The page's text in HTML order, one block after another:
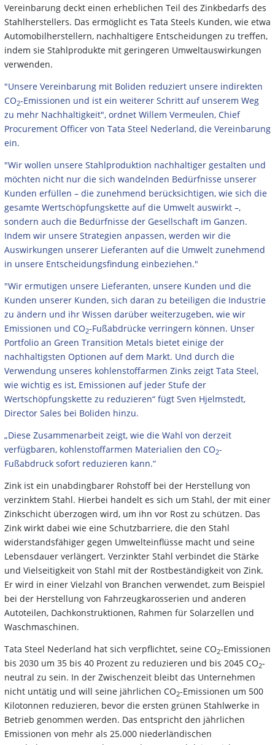
Vereinbarung deckt einen erheblichen Teil des Zinkbedarfs des
Stahlherstellers. Das ermöglicht es Tata Steels Kunden, wie etwa
Automobilherstellern, nachhaltigere Entscheidungen zu treffen,
indem sie Stahlprodukte mit geringeren Umweltauswirkungen
verwenden.
"Unsere Vereinbarung mit Boliden reduziert unsere indirekten
CO2-Emissionen und ist ein weiterer Schritt auf unserem Weg
zu mehr Nachhaltigkeit", ordnet Willem Vermeulen, Chief
Procurement Officer von Tata Steel Nederland, die Vereinbarung
ein.
"Wir wollen unsere Stahlproduktion nachhaltiger gestalten und
möchten nicht nur die sich wandelnden Bedürfnisse unserer
Kunden erfüllen – die zunehmend berücksichtigen, wie sich die
gesamte Wertschöpfungskette auf die Umwelt auswirkt –,
sondern auch die Bedürfnisse der Gesellschaft im Ganzen.
Indem wir unsere Strategien anpassen, werden wir die
Auswirkungen unserer Lieferanten auf die Umwelt zunehmend
in unsere Entscheidungsfindung einbeziehen."
"Wir ermutigen unsere Lieferanten, unsere Kunden und die
Kunden unserer Kunden, sich daran zu beteiligen die Industrie
zu ändern und ihr Wissen darüber weiterzugeben, wie wir
Emissionen und CO2-Fußabdrücke verringern können. Unser
Portfolio an Green Transition Metals bietet einige der
nachhaltigsten Optionen auf dem Markt. Und durch die
Verwendung unseres kohlenstoffarmen Zinks zeigt Tata Steel,
wie wichtig es ist, Emissionen auf jeder Stufe der
Wertschöpfungskette zu reduzieren“ fügt Sven Hjelmstedt,
Director Sales bei Boliden hinzu.
„Diese Zusammenarbeit zeigt, wie die Wahl von derzeit
verfügbaren, kohlenstoffarmen Materialien den CO2-
Fußabdruck sofort reduzieren kann.“
Zink ist ein unabdingbarer Rohstoff bei der Herstellung von
verzinktem Stahl. Hierbei handelt es sich um Stahl, der mit einer
Zinkschicht überzogen wird, um ihn vor Rost zu schützen. Das
Zink wirkt dabei wie eine Schutzbarriere, die den Stahl
widerstandsfähiger gegen Umwelteinflüsse macht und seine
Lebensdauer verlängert. Verzinkter Stahl verbindet die Stärke
und Vielseitigkeit von Stahl mit der Rostbeständigkeit von Zink.
Er wird in einer Vielzahl von Branchen verwendet, zum Beispiel
bei der Herstellung von Fahrzeugkarosserien und anderen
Autoteilen, Dachkonstruktionen, Rahmen für Solarzellen und
Waschmaschinen.
Tata Steel Nederland hat sich verpflichtet, seine CO2-Emissionen
bis 2030 um 35 bis 40 Prozent zu reduzieren und bis 2045 CO2-
neutral zu sein. In der Zwischenzeit bleibt das Unternehmen
nicht untätig und will seine jährlichen CO2-Emissionen um 500
Kilotonnen reduzieren, bevor die ersten grünen Stahlwerke in
Betrieb genommen werden. Das entspricht den jährlichen
Emissionen von mehr als 25.000 niederländischen